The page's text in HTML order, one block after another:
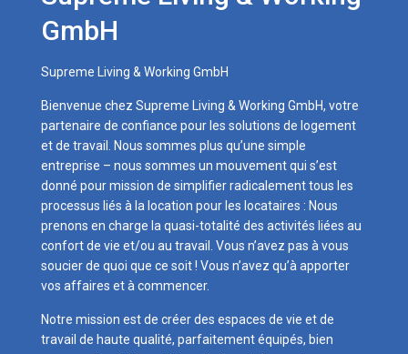
GmbH
Supreme Living & Working GmbH
Bienvenue chez Supreme Living & Working GmbH, votre
partenaire de confiance pour les solutions de logement
et de travail. Nous sommes plus qu’une simple
entreprise – nous sommes un mouvement qui s’est
donné pour mission de simplifier radicalement tous les
processus liés à la location pour les locataires : Nous
prenons en charge la quasi-totalité des activités liées au
confort de vie et/ou au travail. Vous n’avez pas à vous
soucier de quoi que ce soit ! Vous n’avez qu’à apporter
vos affaires et à commencer.
Notre mission est de créer des espaces de vie et de
travail de haute qualité, parfaitement équipés, bien